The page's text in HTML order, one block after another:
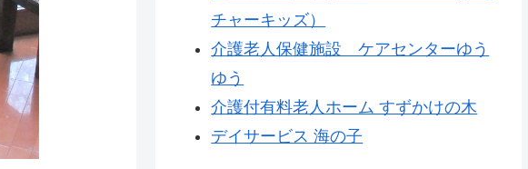
チャーキッズ）
介護老人保健施設 ケアセンターゆう
ゆう
介護付有料老人ホーム すずかけの木
デイサービス 海の子